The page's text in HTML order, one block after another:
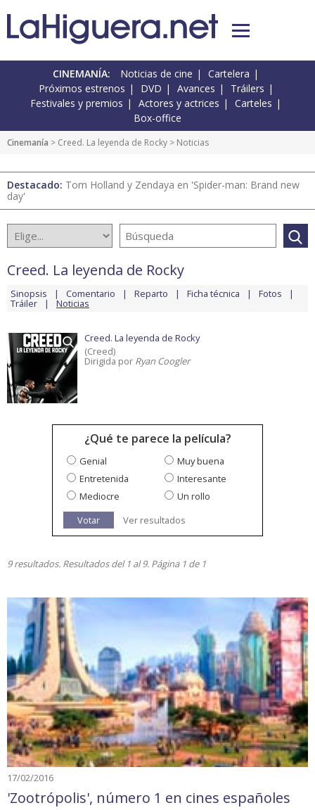
CINEMANÍA: Noticias de cine
Cartelera
Próximos estrenos
DVD Avances
Tráilers
Festivales y premios
Actores y actrices
Carteles
Box-office
Cinemanía > Creed. La leyenda de Rocky > Noticias
Destacado: Tom Holland y Zendaya en 'Spider-man: Brand new
day'
Creed. La leyenda de Rocky
Sinopsis Comentario Reparto Ficha técnica Fotos
Tráiler Noticias
Creed. La leyenda de Rocky
(Creed)
Dirigida por Ryan Coogler
¿Qué te parece la película?
Genial
Muy buena
Entretenida
Interesante
Mediocre
Un rollo
Votar
Ver resultados
9 resultados. Resultados del 1 al 9. Página 1 de 1
17/02/2016
'Zootrópolis', número 1 en cines españoles